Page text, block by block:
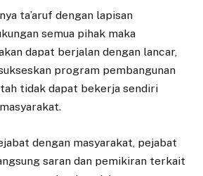
ta’aruf dengan lapisan
semua pihak maka
dapat berjalan dengan lancar,
program pembangunan
tidak dapat bekerja sendiri
dengan masyarakat, pejabat
saran dan pemikiran terkait